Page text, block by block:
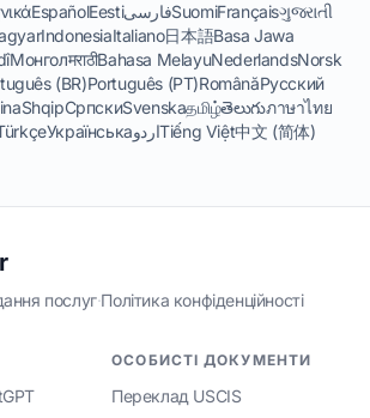
EspañolEestiفارسیSuomiFrançaisગુજરાતી
IndonesiaItaliano日本語Basa Jawa
МонголमराठीBahasa MelayuNederlandsNorsk
(BR)Português (PT)RomânăРусский
ShqipСрпскиSvenskaதமிழ்తెలుగుภาษาไทย
УкраїнськаاردوTiếng Việt中文 (简体)
послуг·Політика конфіденційності
ОСОБИСТІ ДОКУМЕНТИ
Переклад USCIS